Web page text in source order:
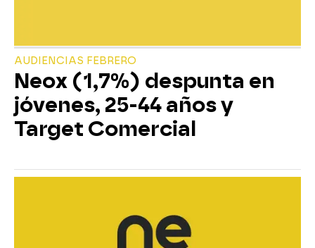
AUDIENCIAS FEBRERO
Neox (1,7%) despunta en
jóvenes, 25-44 años y
Target Comercial